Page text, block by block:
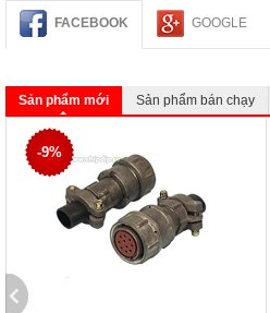
FACEBOOK GOOGLE
Sản phẩm mới Sản phẩm bán chạy
-9%